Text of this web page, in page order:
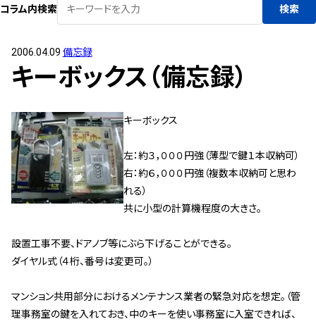
コラム内検索 検索
2006.04.09 備忘録
キーボックス（備忘録）
キーボックス
左：約３，０００円強（薄型で鍵１本収納可）
右：約６，０００円強（複数本収納可と思わ
れる）
共に小型の計算機程度の大きさ。
設置工事不要、ドアノブ等にぶら下げることができる。
ダイヤル式（４桁、番号は変更可。）
マンション共用部分におけるメンテナンス業者の緊急対応を想定。（管
理事務室の鍵を入れておき、中のキーを使い事務室に入室できれば、
サービス一覧
管理組合運営
メルの理事会アドバイザー »
新人管理士顧問サービス
管理契約見直しドクター »
管理費カイゼン隊 »
長期修繕カウンセリングサービス »
メルの防火管理者